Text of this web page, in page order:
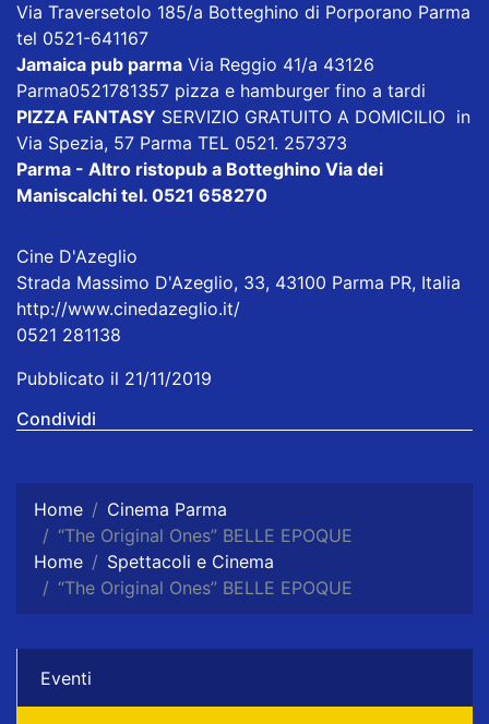
Via Traversetolo 185/a Botteghino di Porporano Parma
tel 0521-641167
Jamaica pub parma Via Reggio 41/a 43126
Parma0521781357 pizza e hamburger fino a tardi
PIZZA FANTASY SERVIZIO GRATUITO A DOMICILIO in
Via Spezia, 57 Parma TEL 0521. 257373
Parma - Altro ristopub a Botteghino Via dei
Maniscalchi tel. 0521 658270
Cine D'Azeglio
Strada Massimo D'Azeglio, 33, 43100 Parma PR, Italia
http://www.cinedazeglio.it/
0521 281138
Pubblicato il 21/11/2019
Condividi
Home
Cinema Parma
“The Original Ones” BELLE EPOQUE
Home
Spettacoli e Cinema
“The Original Ones” BELLE EPOQUE
Eventi